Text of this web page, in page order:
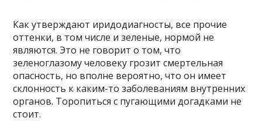
Как утверждают иридодиагносты, все прочие
оттенки, в том числе и зеленые, нормой не
являются. Это не говорит о том, что
зеленоглазому человеку грозит смертельная
опасность, но вполне вероятно, что он имеет
склонность к каким-то заболеваниям внутренних
органов. Торопиться с пугающими догадками не
стоит.